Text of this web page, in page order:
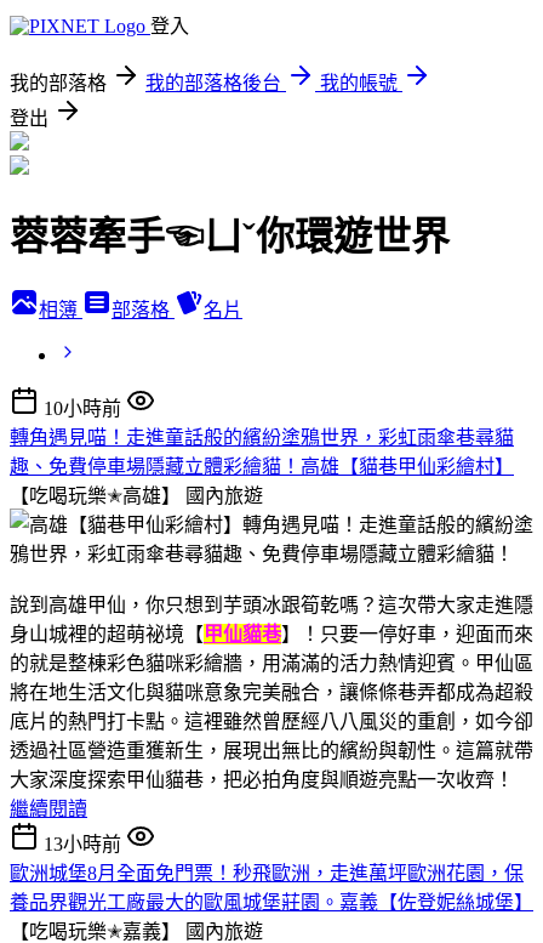
登入
我的部落格 我的部落格後台
我的帳號
登出
蓉蓉牽手☜ㄩˇ你環遊世界
相簿 部落格 名片
10小時前
轉角遇見喵！走進童話般的繽紛塗鴉世界，彩虹雨傘巷尋貓
趣、免費停車場隱藏立體彩繪貓！高雄【貓巷甲仙彩繪村】
【吃喝玩樂✭高雄】
國內旅遊
說到高雄甲仙，你只想到芋頭冰跟筍乾嗎？這次帶大家走進隱
身山城裡的超萌祕境【甲仙貓巷】！只要一停好車，迎面而來
的就是整棟彩色貓咪彩繪牆，用滿滿的活力熱情迎賓。甲仙區
將在地生活文化與貓咪意象完美融合，讓條條巷弄都成為超殺
底片的熱門打卡點。這裡雖然曾歷經八八風災的重創，如今卻
透過社區營造重獲新生，展現出無比的繽紛與韌性。這篇就帶
大家深度探索甲仙貓巷，把必拍角度與順遊亮點一次收齊！
繼續閱讀
13小時前
歐洲城堡8月全面免門票！秒飛歐洲，走進萬坪歐洲花園，保
養品界觀光工廠最大的歐風城堡莊園。嘉義【佐登妮絲城堡】
【吃喝玩樂✭嘉義】
國內旅遊